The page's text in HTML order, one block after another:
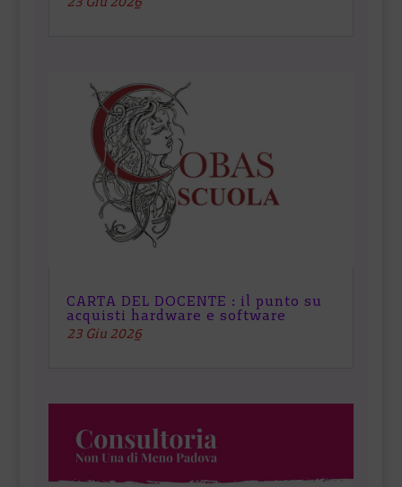
CARTA DEL DOCENTE : il punto su
acquisti hardware e software
23 Giu 2026